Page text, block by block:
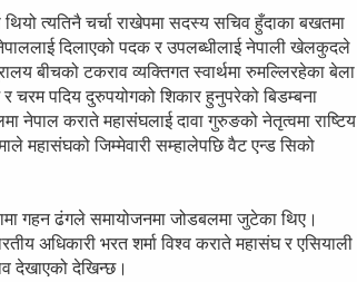
त्यतिनै चर्चा राखेपमा सदस्य सचिव हुँदाका बखतमा
दिलाएको पदक र उपलब्धीलाई नेपाली खेलकुदले
बीचको टकराव व्यक्तिगत स्वार्थमा रुमल्लिरहेका बेला
चरम पदिय दुरुपयोगको शिकार हुनुपरेको बिडम्बना
कराते महासंघलाई दावा गुरुङको नेतृत्वमा राष्टिय
महासंघको जिम्मेवारी सम्हालेपछि वैट एन्ड सिको
गहन ढंगले समायोजनमा जोडबलमा जुटेका थिए।
अधिकारी भरत शर्मा विश्व कराते महासंघ र एसियाली
देखाएको देखिन्छ।